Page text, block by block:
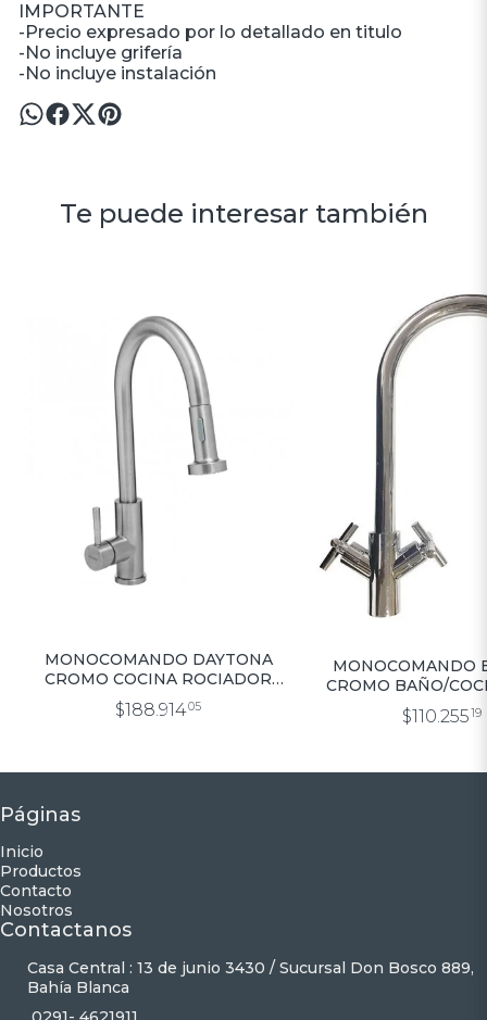
IMPORTANTE
-Precio expresado por lo detallado en titulo
-No incluye grifería
-No incluye instalación
Te puede interesar también
MONOCOMANDO DAYTONA
CROMO COCINA ROCIADOR
EXTRAIBLE (9993)
$188.91405
MONOCOMANDO
CROMO BAÑO/
BAR (9995)
$110.25519
Páginas
Inicio
Productos
Contacto
Nosotros
Contactanos
Casa Central : 13 de junio 3430 / Sucursal Don Bosco 889,
Bahía Blanca